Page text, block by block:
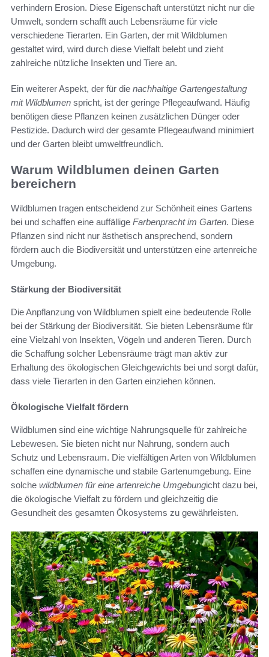
verhindern Erosion. Diese Eigenschaft unterstützt nicht nur die
Umwelt, sondern schafft auch Lebensräume für viele
verschiedene Tierarten. Ein Garten, der mit Wildblumen
gestaltet wird, wird durch diese Vielfalt belebt und zieht
zahlreiche nützliche Insekten und Tiere an.
Ein weiterer Aspekt, der für die nachhaltige Gartengestaltung
mit Wildblumen spricht, ist der geringe Pflegeaufwand. Häufig
benötigen diese Pflanzen keinen zusätzlichen Dünger oder
Pestizide. Dadurch wird der gesamte Pflegeaufwand minimiert
und der Garten bleibt umweltfreundlich.
Warum Wildblumen deinen Garten
bereichern
Wildblumen tragen entscheidend zur Schönheit eines Gartens
bei und schaffen eine auffällige Farbenpracht im Garten. Diese
Pflanzen sind nicht nur ästhetisch ansprechend, sondern
fördern auch die Biodiversität und unterstützen eine artenreiche
Umgebung.
Stärkung der Biodiversität
Die Anpflanzung von Wildblumen spielt eine bedeutende Rolle
bei der Stärkung der Biodiversität. Sie bieten Lebensräume für
eine Vielzahl von Insekten, Vögeln und anderen Tieren. Durch
die Schaffung solcher Lebensräume trägt man aktiv zur
Erhaltung des ökologischen Gleichgewichts bei und sorgt dafür,
dass viele Tierarten in den Garten einziehen können.
Ökologische Vielfalt fördern
Wildblumen sind eine wichtige Nahrungsquelle für zahlreiche
Lebewesen. Sie bieten nicht nur Nahrung, sondern auch
Schutz und Lebensraum. Die vielfältigen Arten von Wildblumen
schaffen eine dynamische und stabile Gartenumgebung. Eine
solche wildblumen für eine artenreiche Umgebungicht dazu bei,
die ökologische Vielfalt zu fördern und gleichzeitig die
Gesundheit des gesamten Ökosystems zu gewährleisten.